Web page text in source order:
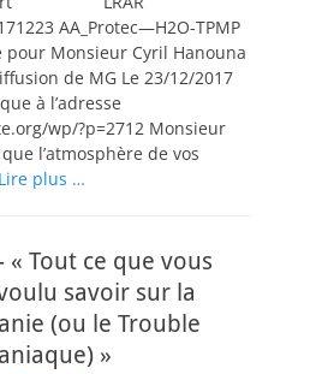
AA_Protec—H2O-TPMP
pour Monsieur Cyril Hanouna
de MG Le 23/12/2017
à l’adresse
wp/?p=2712 Monsieur
l’atmosphère de vos
Lire plus …
Tout ce que vous
savoir sur la
(ou le Trouble
»